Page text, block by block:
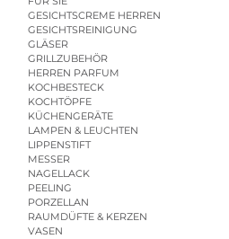
GESICHTSCREME HERREN
GESICHTSREINIGUNG
GLÄSER
GRILLZUBEHÖR
HERREN PARFUM
KOCHBESTECK
KOCHTÖPFE
KÜCHENGERÄTE
LAMPEN & LEUCHTEN
LIPPENSTIFT
MESSER
NAGELLACK
PEELING
PORZELLAN
RAUMDÜFTE & KERZEN
VASEN